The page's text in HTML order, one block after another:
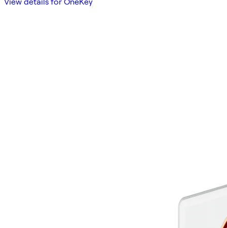
View details for OneKey